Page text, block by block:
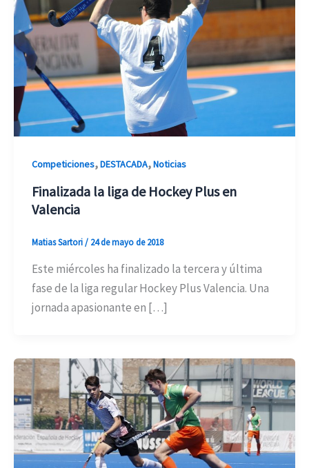
Competiciones,DESTACADA,Noticias
Finalizada la liga de Hockey Plus en
Valencia
Matias Sartori/ 24 de mayo de 2018
Este miércoles ha finalizado la tercera y última
fase de la liga regular Hockey Plus Valencia. Una
jornada apasionante en […]